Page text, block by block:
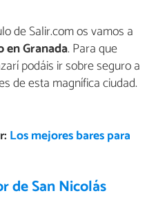
de Salir.com os vamos a
en Granada. Para que
podáis ir sobre seguro a
de esta magnífica ciudad.
Los mejores bares para
de San Nicolás